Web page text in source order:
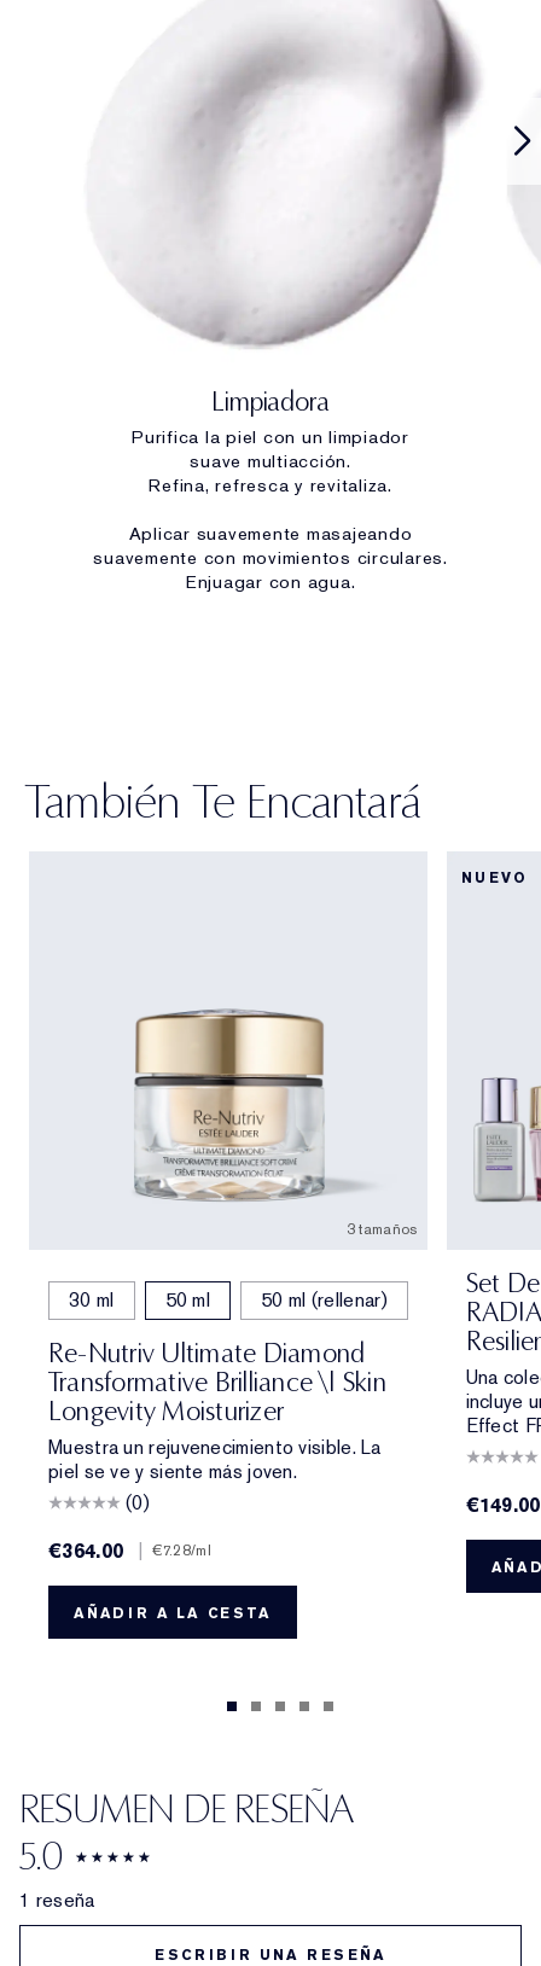
Limpiadora
Purifica la piel con un limpiador
suave multiacción.
Refina, refresca y revitaliza.
Aplicar suavemente masajeando
suavemente con movimientos circulares.
Enjuagar con agua.
También Te Encantará
3 tamaños
30 ml 50 ml 50 ml (rellenar)
Re-Nutriv Ultimate Diamond
Transformative Brilliance \| Skin
Longevity Moisturizer
Muestra un rejuvenecimiento visible. La
piel se ve y siente más joven.
(0)
€364.00
€7.28/ml
AÑADIR A LA CESTA
NUEVO
Set
Una
incluye
Effect
€149.00
RESUMEN DE RESEÑA
5.0
1 reseña
ESCRIBIR UNA RESEÑA